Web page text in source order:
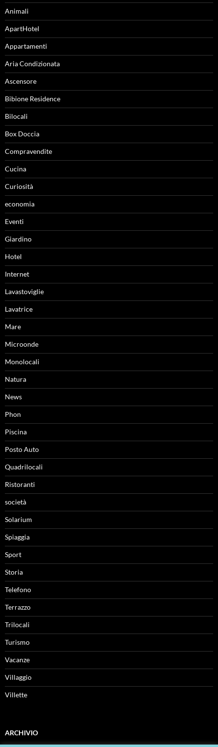
Animali
ApartHotel
Appartamenti
Aria Condizionata
Ascensore
Bibione Residence
Bilocali
Box Doccia
Compravendite
Cucina
Curiosità
economia
Eventi
Giardino
Hotel
Internet
Lavastoviglie
Lavatrice
Mare
Microonde
Monolocali
Natura
News
Phon
Piscina
Posto Auto
Quadrilocali
Ristoranti
società
Solarium
Spiaggia
Sport
Storia
Telefono
Terrazzo
Trilocali
Turismo
Vacanze
Villaggio
Villette
ARCHIVIO